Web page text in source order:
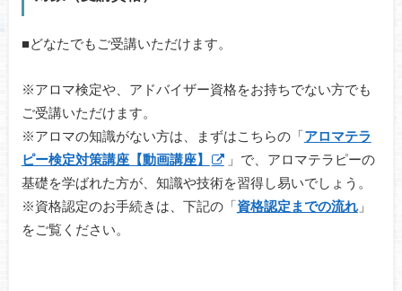
■どなたでもご受講いただけます。
※アロマ検定や、アドバイザー資格をお持ちでない方でも
ご受講いただけます。
※アロマの知識がない方は、まずはこちらの「アロマテラ
ピー検定対策講座【動画講座】
」で、アロマテラピーの
基礎を学ばれた方が、知識や技術を習得し易いでしょう。
※資格認定のお手続きは、下記の「資格認定までの流れ」
をご覧ください。